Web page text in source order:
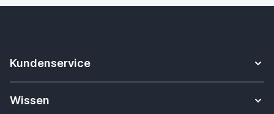
Kundenservice
Kontakt
Wissen